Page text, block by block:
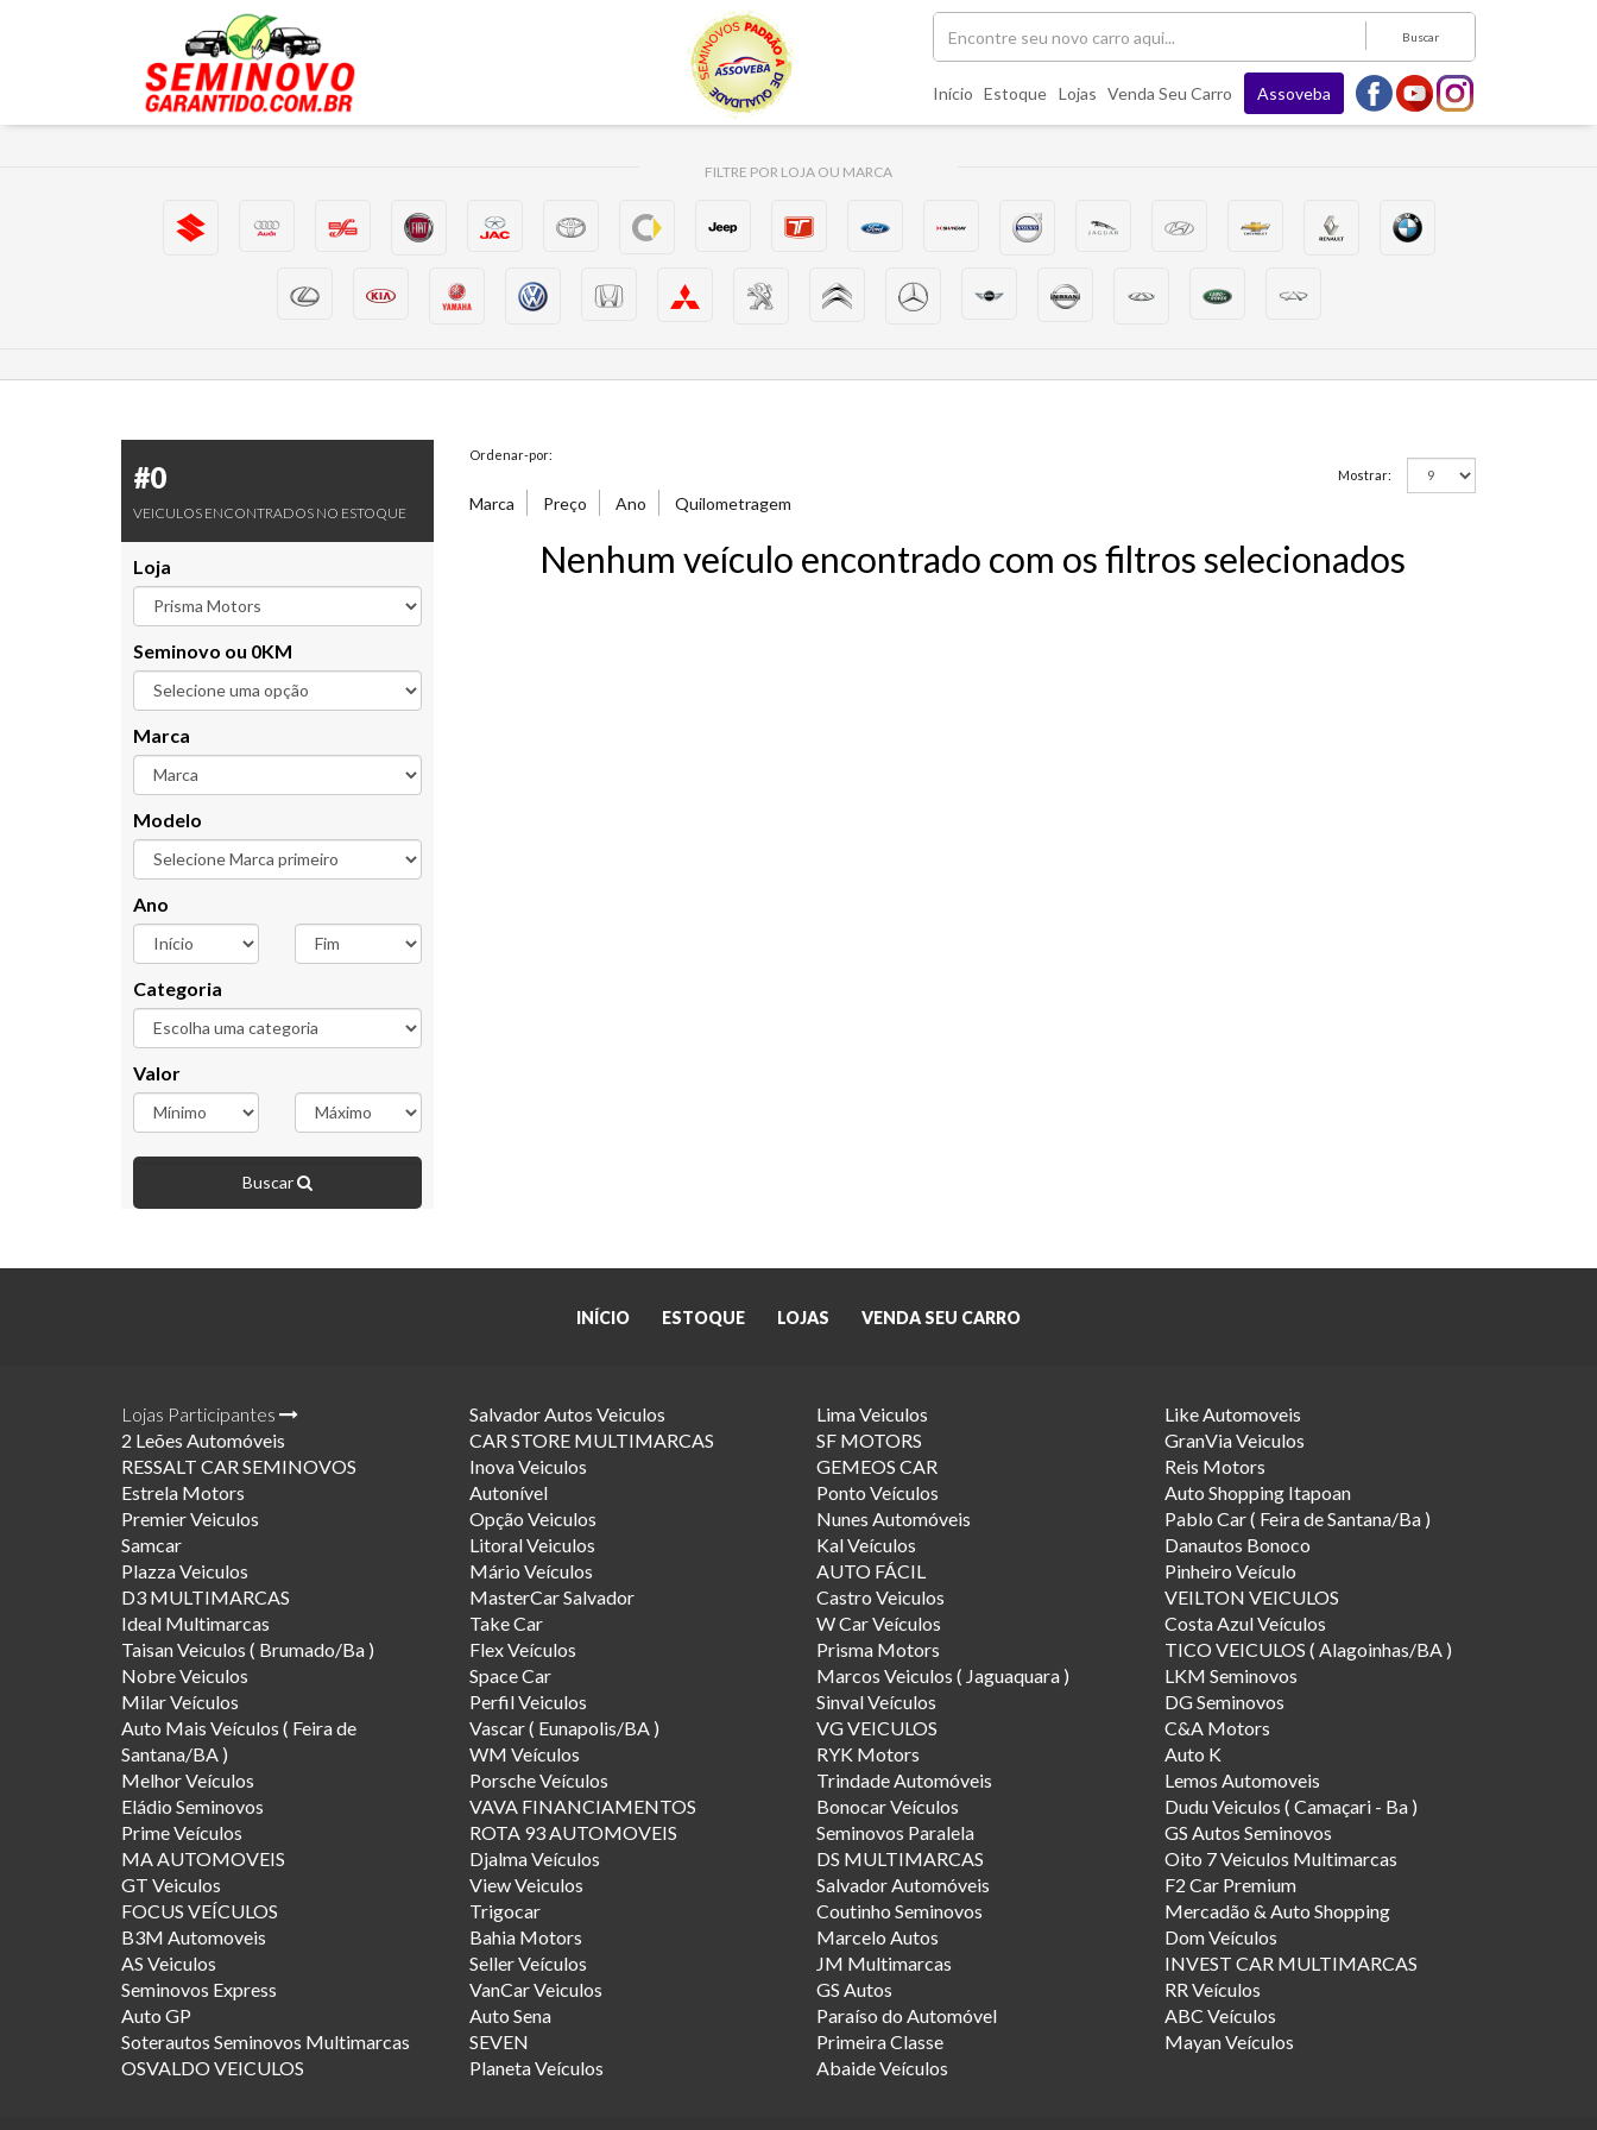
Buscar
Início Estoque Lojas Venda Seu Carro Assoveba
FILTRE POR LOJA OU MARCA
#0
VEICULOS ENCONTRADOS NO ESTOQUE
Loja
Seminovo ou 0KM
Marca
Modelo
Ano
Categoria
Valor
Buscar
Ordenar-por:
Marca Preço Ano Quilometragem
Mostrar:
Nenhum veículo encontrado com os filtros selecionados
INÍCIO ESTOQUE LOJAS VENDA SEU CARRO
Lojas Participantes Salvador Autos Veiculos Lima Veiculos
Like Automoveis
2 Leões Automóveis
CAR STORE MULTIMARCAS SF MOTORS
GranVia Veiculos
RESSALT CAR SEMINOVOS
Inova Veiculos GEMEOS CAR
Reis Motors
Estrela Motors
Autonível Ponto Veículos
Auto Shopping Itapoan
Premier Veiculos
Opção Veiculos Nunes Automóveis
Pablo Car ( Feira de Santana/Ba )
Samcar
Litoral Veiculos Kal Veículos
Danautos Bonoco
Plazza Veiculos
Mário Veículos AUTO FÁCIL
Pinheiro Veículo
D3 MULTIMARCAS
MasterCar Salvador Castro Veiculos
VEILTON VEICULOS
Ideal Multimarcas
Take Car W Car Veículos
Costa Azul Veículos
Taisan Veiculos ( Brumado/Ba )
Flex Veículos Prisma Motors
TICO VEICULOS ( Alagoinhas/BA )
Nobre Veiculos
Space Car Marcos Veiculos ( Jaguaquara )
LKM Seminovos
Milar Veículos
Perfil Veiculos Sinval Veículos
DG Seminovos
Auto Mais Veículos ( Feira de
Santana/BA )
Vascar ( Eunapolis/BA ) VG VEICULOS
C&A Motors
WM Veículos
RYK Motors
Auto K
Melhor Veículos
Porsche Veículos Trindade Automóveis
Lemos Automoveis
Eládio Seminovos
VAVA FINANCIAMENTOS Bonocar Veículos
Dudu Veiculos ( Camaçari - Ba )
Prime Veículos
ROTA 93 AUTOMOVEIS Seminovos Paralela
GS Autos Seminovos
MA AUTOMOVEIS
Djalma Veículos DS MULTIMARCAS
Oito 7 Veiculos Multimarcas
GT Veiculos
View Veiculos Salvador Automóveis
F2 Car Premium
FOCUS VEÍCULOS
Trigocar Coutinho Seminovos
Mercadão & Auto Shopping
B3M Automoveis
Bahia Motors Marcelo Autos
Dom Veículos
AS Veiculos
Seller Veículos JM Multimarcas
INVEST CAR MULTIMARCAS
Seminovos Express
VanCar Veiculos GS Autos
RR Veículos
Auto GP
Auto Sena Paraíso do Automóvel
ABC Veículos
Soterautos Seminovos Multimarcas
SEVEN Primeira Classe
Mayan Veículos
OSVALDO VEICULOS
Planeta Veículos Abaide Veículos